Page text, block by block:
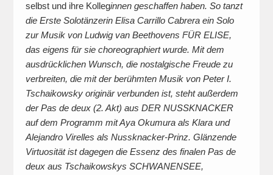
selbst und ihre Kolleginnen geschaffen haben. So tanzt
die Erste Solotänzerin Elisa Carrillo Cabrera ein Solo
zur Musik von Ludwig van Beethovens FÜR ELISE,
das eigens für sie choreographiert wurde. Mit dem
ausdrücklichen Wunsch, die nostalgische Freude zu
verbreiten, die mit der berühmten Musik von Peter I.
Tschaikowsky originär verbunden ist, steht außerdem
der Pas de deux (2. Akt) aus DER NUSSKNACKER
auf dem Programm mit Aya Okumura als Klara und
Alejandro Virelles als Nussknacker-Prinz. Glänzende
Virtuosität ist dagegen die Essenz des finalen Pas de
deux aus Tschaikowskys SCHWANENSEE,